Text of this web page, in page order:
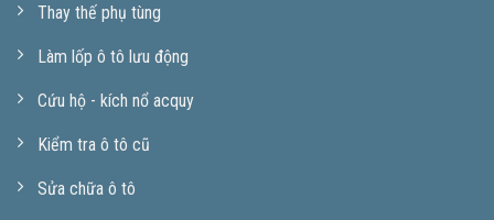
Thay thế phụ tùng
Làm lốp ô tô lưu động
Cứu hộ - kích nổ acquy
Kiểm tra ô tô cũ
Sửa chữa ô tô